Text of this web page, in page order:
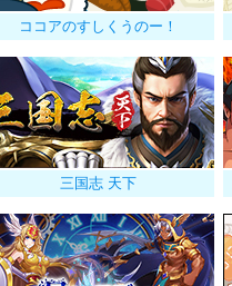
ココアのすしくうのー！
三国志 天下